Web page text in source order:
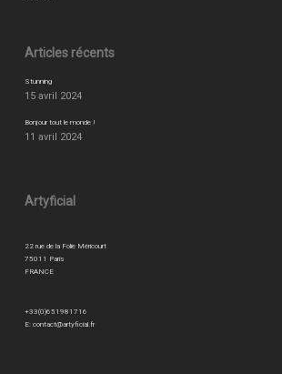
Articles récents
Stunning
15 avril 2024
Bonjour tout le monde !
11 avril 2024
Artyficial
22 rue de la Folie Méricourt
75011 Paris
FRANCE
+33(0)651981716
E: contact@artyficial.fr